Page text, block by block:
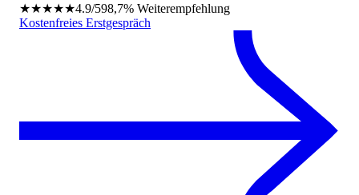
★★★★★4.9/598,7% Weiterempfehlung
Kostenfreies Erstgespräch